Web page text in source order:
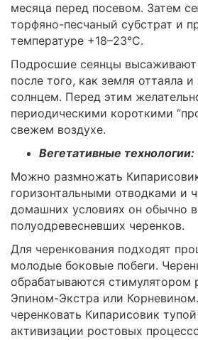
месяца перед посевом. Затем
торфяно-песчаный субстрат и
температуре +18–23°C.
Подросшие сеянцы высаживают
после того, как земля оттаяла и
солнцем. Перед этим
периодическими короткими
свежем воздухе.
Вегетативные технологии:
Можно размножать
горизонтальными отводками и
домашних условиях он обычно
полуодревесневших черенков.
Для черенкования подходят
молодые боковые побеги.
обрабатываются стимулятором
Эпином-Экстра или
черенковать Кипарисовик
активизации ростовых